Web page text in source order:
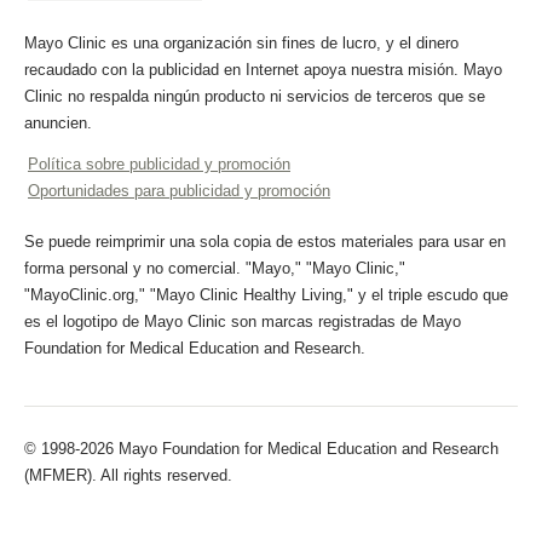
Mayo Clinic es una organización sin fines de lucro, y el dinero
recaudado con la publicidad en Internet apoya nuestra misión. Mayo
Clinic no respalda ningún producto ni servicios de terceros que se
anuncien.
Política sobre publicidad y promoción
Oportunidades para publicidad y promoción
Se puede reimprimir una sola copia de estos materiales para usar en
forma personal y no comercial. "Mayo," "Mayo Clinic,"
"MayoClinic.org," "Mayo Clinic Healthy Living," y el triple escudo que
es el logotipo de Mayo Clinic son marcas registradas de Mayo
Foundation for Medical Education and Research.
© 1998-2026 Mayo Foundation for Medical Education and Research
(MFMER). All rights reserved.